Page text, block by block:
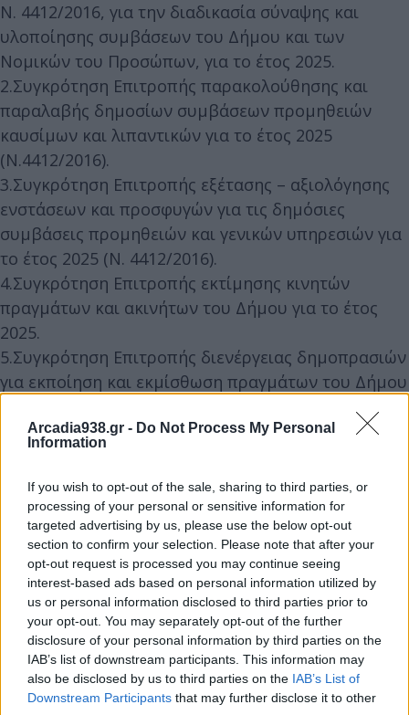
Arcadia938.gr - Do Not Process My Personal
Information
If you wish to opt-out of the sale, sharing to third parties, or
processing of your personal or sensitive information for
targeted advertising by us, please use the below opt-out
section to confirm your selection. Please note that after your
opt-out request is processed you may continue seeing
interest-based ads based on personal information utilized by
us or personal information disclosed to third parties prior to
your opt-out. You may separately opt-out of the further
disclosure of your personal information by third parties on the
IAB’s list of downstream participants. This information may
also be disclosed by us to third parties on the IAB’s List of
Downstream Participants that may further disclose it to other
Ν. 4412/2016, για την διαδικασία σύναψης και
υλοποίησης συμβάσεων του Δήμου και των
Νομικών του Προσώπων, για το έτος 2025.
2.Συγκρότηση Επιτροπής παρακολούθησης και
παραλαβής δημοσίων συμβάσεων προμηθειών
καυσίμων και λιπαντικών για το έτος 2025
(Ν.4412/2016).
3.Συγκρότηση Επιτροπής εξέτασης – αξιολόγησης
ενστάσεων και προσφυγών για τις δημόσιες
συμβάσεις προμηθειών και γενικών υπηρεσιών για
το έτος 2025 (Ν. 4412/2016).
4.Συγκρότηση Επιτροπής εκτίμησης κινητών
πραγμάτων και ακινήτων του Δήμου για το έτος
2025.
5.Συγκρότηση Επιτροπής διενέργειας δημοπρασιών
για εκποίηση και εκμίσθωση πραγμάτων του Δήμου
6.Συγκρότηση Επιτροπής Επίλυσης Φορολογικών
2025.
7.Ενημέρωση περί καταβληθείσας αποζημίωσης
υπέρ του Δήμου Γορτυνίας για το συμβάν σε Off
Site ΑΤΜ της Εθνικής Τράπεζας της Ελλάδος στο
Πανταζοπούλειο Πνευματικό Κέντρο Βυτίνας.
8.Αποτίμηση και καταβολή σε χρήμα του γάλακτος
που δεν χορηγήθηκε εντός του έτους 2024 στο
εργατοτεχνικό προσωπικό του Δήμου Γορτυνίας.
9.Έγκριση ηλεκτροδότησης πίλλαρ πλατείας στον
οικισμό Πέττα της Δημοτικής Κοινότητας